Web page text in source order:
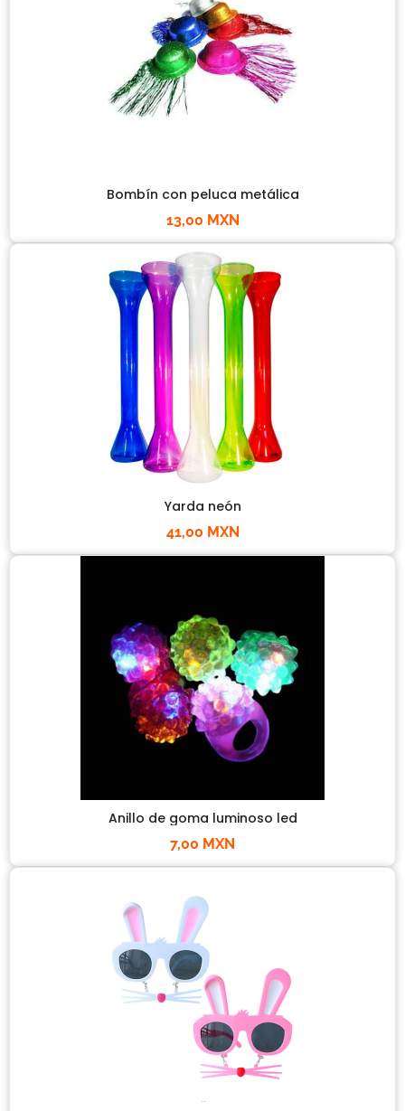
Bombín con peluca metálica
13,00 MXN
Yarda neón
41,00 MXN
Anillo de goma luminoso led
7,00 MXN